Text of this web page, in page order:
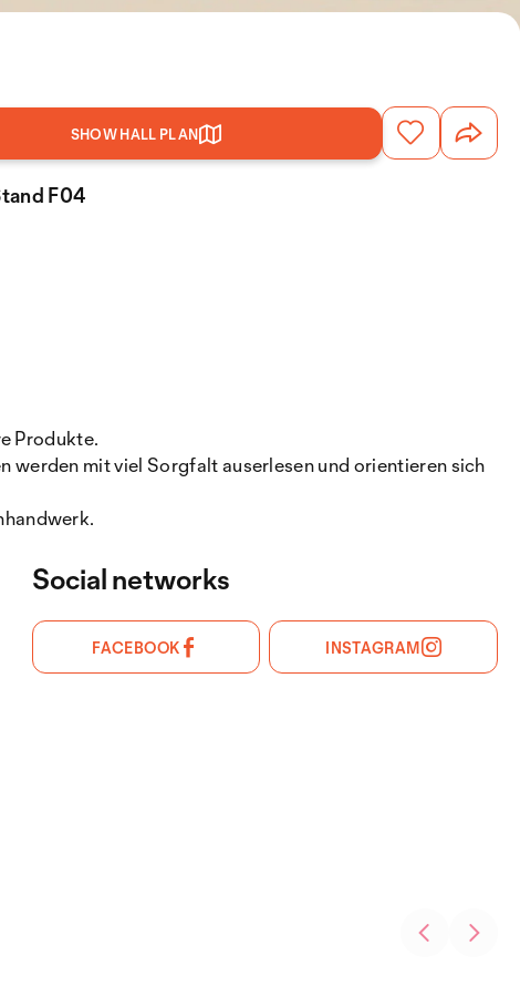
SHOW HALL PLAN
F04
Produkte.
mit viel Sorgfalt auserlesen und orientieren sich
Social networks
FACEBOOK INSTAGRAM